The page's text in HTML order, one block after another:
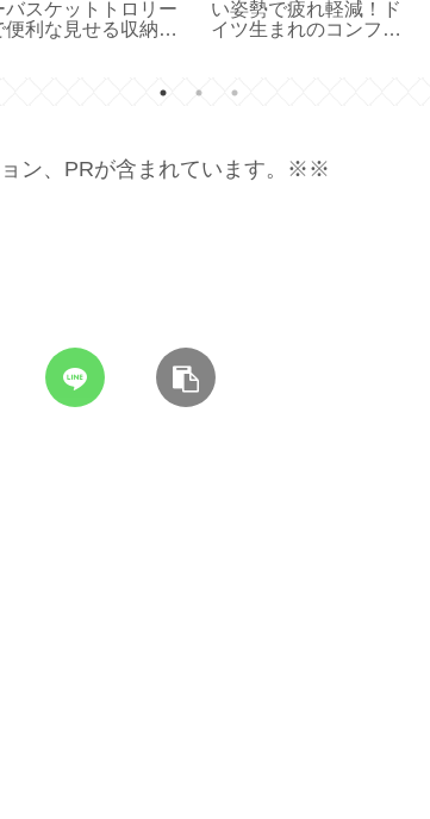
】エディンバラナチ
ラルスキンケア
ーゼ】大容量の巾着タ
イプが便利な折りたた
ン、PRが含まれています。※※